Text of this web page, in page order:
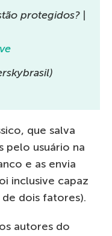
protegidos? |
que salva
pelo usuário na
e as envia
inclusive capaz
dois fatores).
autores do